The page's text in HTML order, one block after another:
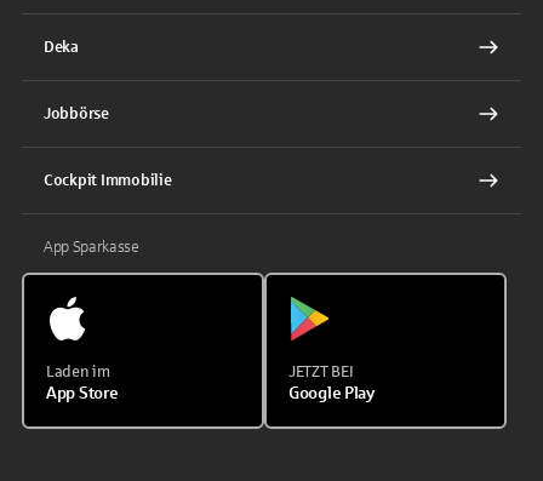
Deka
Jobbörse
Cockpit Immobilie
App Sparkasse
Laden im
App Store
JETZT BEI
Google Play